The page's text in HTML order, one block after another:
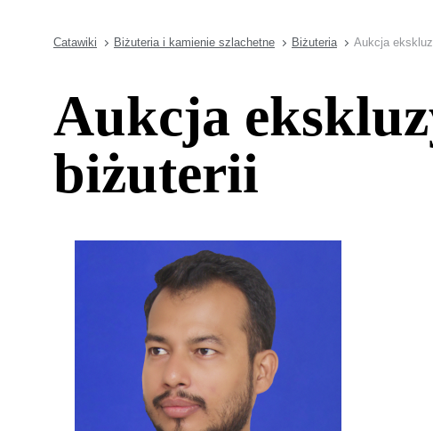
Catawiki Biżuteria i kamienie szlachetne Biżuteria Aukcja
Aukcja
biżuterii